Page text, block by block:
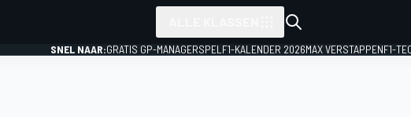
SNEL NAAR:GRATIS GP-MANAGERSPEL F1-KALENDER 2026MAX VERSTAPPENF1-